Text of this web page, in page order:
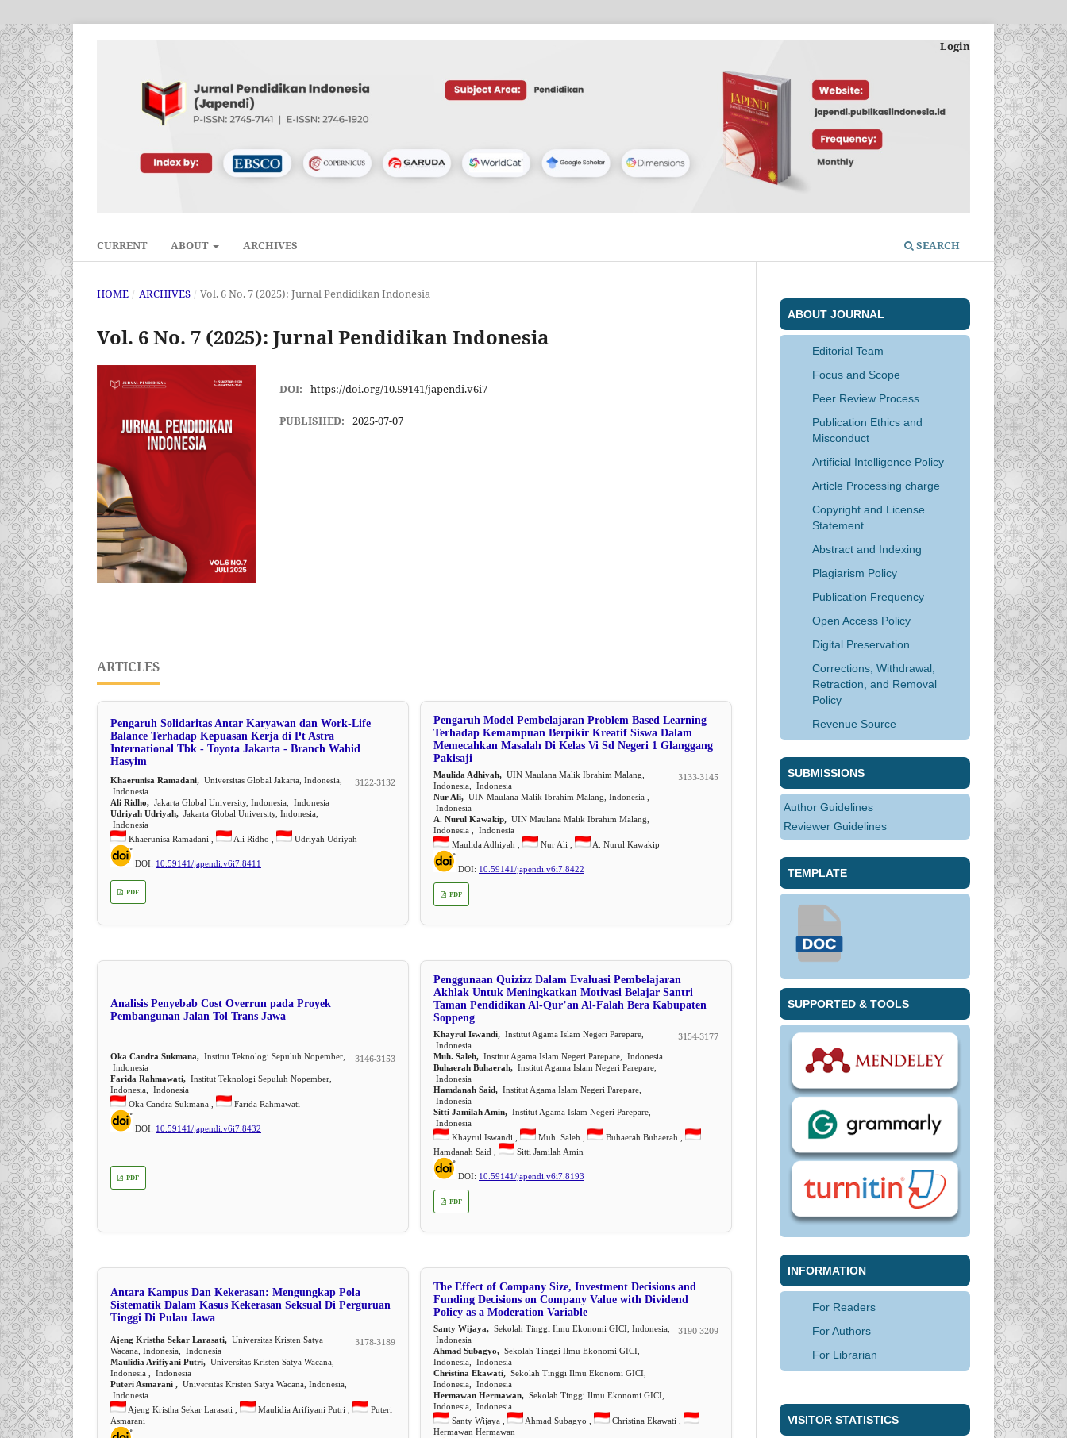
CURRENT ABOUT ARCHIVES SEARCH
Login
HOME / ARCHIVES / Vol. 6 No. 7 (2025): Jurnal Pendidikan Indonesia
Vol. 6 No. 7 (2025): Jurnal Pendidikan Indonesia
DOI: https://doi.org/10.59141/japendi.v6i7
PUBLISHED: 2025-07-07
ARTICLES
Pengaruh Solidaritas Antar Karyawan dan Work-Life
Balance Terhadap Kepuasan Kerja di Pt Astra
International Tbk - Toyota Jakarta - Branch Wahid
Hasyim
Khaerunisa Ramadani, Universitas Global Jakarta, Indonesia,
Indonesia
Ali Ridho, Jakarta Global University, Indonesia, Indonesia
Udriyah Udriyah, Jakarta Global University, Indonesia,
Indonesia
Khaerunisa Ramadani ,
Ali Ridho , Udriyah Udriyah
DOI: 10.59141/japendi.v6i7.8411
3122-3132
PDF
Pengaruh Model Pembelajaran Problem Based Learning
Terhadap Kemampuan Berpikir Kreatif Siswa Dalam
Memecahkan Masalah Di Kelas Vi Sd Negeri 1 Glanggang
Pakisaji
Maulida Adhiyah, UIN Maulana Malik Ibrahim Malang,
Indonesia, Indonesia
Nur Ali, UIN Maulana Malik Ibrahim Malang, Indonesia ,
Indonesia
A. Nurul Kawakip, UIN Maulana Malik Ibrahim Malang,
Indonesia , Indonesia
Maulida Adhiyah ,
Nur Ali , A. Nurul Kawakip
DOI: 10.59141/japendi.v6i7.8422
3133-3145
PDF
Analisis Penyebab Cost Overrun pada Proyek
Pembangunan Jalan Tol Trans Jawa
Oka Candra Sukmana, Institut Teknologi Sepuluh Nopember,
Indonesia
Farida Rahmawati, Institut Teknologi Sepuluh Nopember,
Indonesia, Indonesia
Oka Candra Sukmana ,
Farida Rahmawati
DOI: 10.59141/japendi.v6i7.8432
3146-3153
PDF
Penggunaan Quizizz Dalam Evaluasi Pembelajaran
Akhlak Untuk Meningkatkan Motivasi Belajar Santri
Taman Pendidikan Al-Qur’an Al-Falah Bera Kabupaten
Soppeng
Khayrul Iswandi, Institut Agama Islam Negeri Parepare,
Indonesia
Muh. Saleh, Institut Agama Islam Negeri Parepare, Indonesia
Buhaerah Buhaerah, Institut Agama Islam Negeri Parepare,
Indonesia
Hamdanah Said, Institut Agama Islam Negeri Parepare,
Indonesia
Sitti Jamilah Amin, Institut Agama Islam Negeri Parepare,
Indonesia
Khayrul Iswandi ,
Muh. Saleh ,
Buhaerah Buhaerah ,
Hamdanah Said ,
Sitti Jamilah Amin
DOI: 10.59141/japendi.v6i7.8193
3154-3177
PDF
Antara Kampus Dan Kekerasan: Mengungkap Pola
Sistematik Dalam Kasus Kekerasan Seksual Di Perguruan
Tinggi Di Pulau Jawa
Ajeng Kristha Sekar Larasati, Universitas Kristen Satya
Wacana, Indonesia, Indonesia
Maulidia Arifiyani Putri, Universitas Kristen Satya Wacana,
Indonesia , Indonesia
Puteri Asmarani , Universitas Kristen Satya Wacana, Indonesia,
Indonesia
Ajeng Kristha Sekar Larasati ,
Maulidia Arifiyani Putri ,
Puteri
Asmarani
3178-3189
The Effect of Company Size, Investment Decisions and
Funding Decisions on Company Value with Dividend
Policy as a Moderation Variable
Santy Wijaya, Sekolah Tinggi Ilmu Ekonomi GICI, Indonesia,
Indonesia
Ahmad Subagyo, Sekolah Tinggi Ilmu Ekonomi GICI,
Indonesia, Indonesia
Christina Ekawati, Sekolah Tinggi Ilmu Ekonomi GICI,
Indonesia, Indonesia
Hermawan Hermawan, Sekolah Tinggi Ilmu Ekonomi GICI,
Indonesia, Indonesia
Santy Wijaya ,
Ahmad Subagyo ,
Christina Ekawati ,
Hermawan Hermawan
3190-3209
ABOUT JOURNAL
Editorial Team
Focus and Scope
Peer Review Process
Publication Ethics and
Misconduct
Artificial Intelligence Policy
Article Processing charge
Copyright and License
Statement
Abstract and Indexing
Plagiarism Policy
Publication Frequency
Open Access Policy
Digital Preservation
Corrections, Withdrawal,
Retraction, and Removal
Policy
Revenue Source
SUBMISSIONS
Author Guidelines
Reviewer Guidelines
TEMPLATE
SUPPORTED & TOOLS
INFORMATION
For Readers
For Authors
For Librarian
VISITOR STATISTICS